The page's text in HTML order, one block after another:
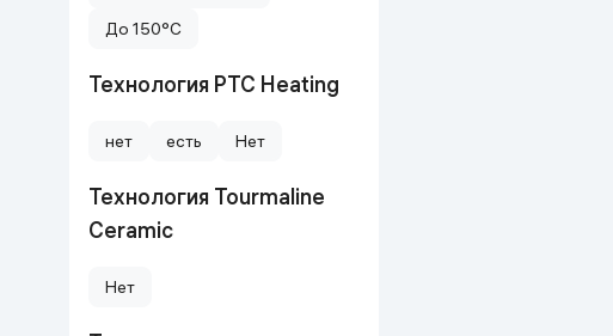
До 150°C
Технология PTC Heating
нет есть Нет
Технология Tourmaline
Ceramic
Нет